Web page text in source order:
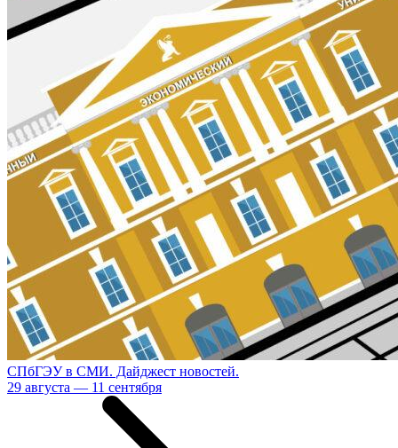
СПбГЭУ в СМИ. Дайджест новостей.
29 августа — 11 сентября